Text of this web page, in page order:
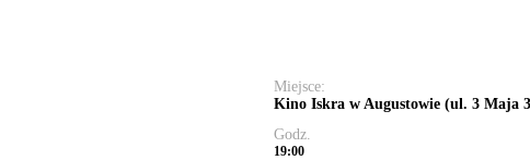
Miejsce:
Kino Iskra w Augustowie (ul. 3 Maja
Godz.
19:00